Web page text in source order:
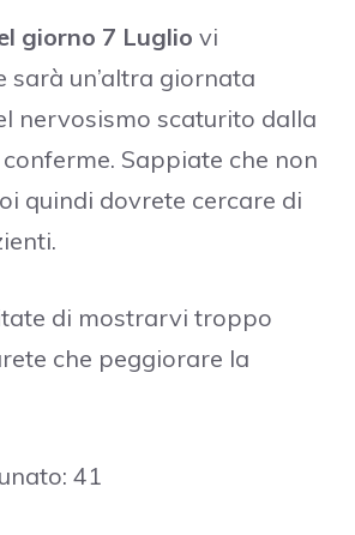
giorno 7 Luglio vi
sarà un’altra giornata
nervosismo scaturito dalla
Sappiate che non
quindi dovrete cercare di
di mostrarvi troppo
che peggiorare la
41